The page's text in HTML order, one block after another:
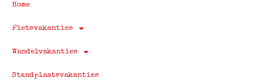
Home
Fietsvakanties
Wandelvakanties
Standplaatsvakanties